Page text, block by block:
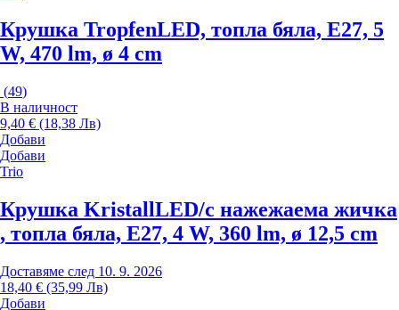
Крушка TropfenLED, топла бяла, E27, 5
W, 470 lm, ø 4 cm
(49)
В наличност
9,40 € (18,38 Лв)
Добави
Добави
Trio
Крушка KristallLED/с нажежаема жичка
, топла бяла, E27, 4 W, 360 lm, ø 12,5 cm
Доставяме след 10. 9. 2026
18,40 € (35,99 Лв)
Добави